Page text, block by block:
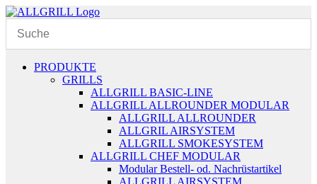
Zum
springen
PRODUKTE
GRILLS
ALLGRILL BASIC-LINE
ALLGRILL ALLROUNDER MODULAR
ALLGRILL ALLROUNDER
ALLGRIL AIRSYSTEM
ALLGRILL SMOKESYSTEM
ALLGRILL CHEF MODULAR
Modular Bestell- od. Nachrüstartikel
ALLGRILL AIRSYSTEM